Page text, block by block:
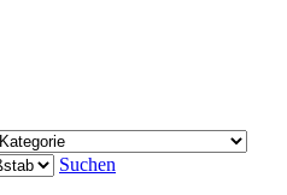
Suchen